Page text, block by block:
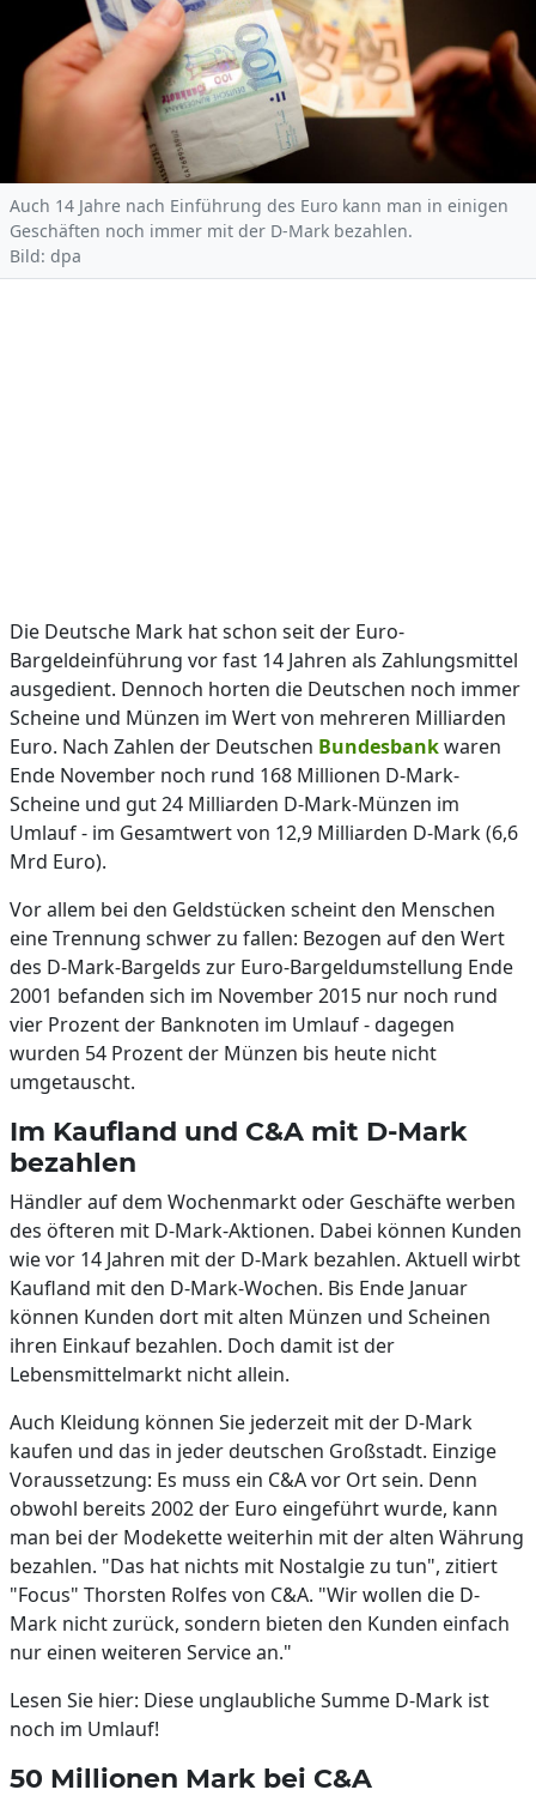
Auch 14 Jahre nach Einführung des Euro kann man in einigen
Geschäften noch immer mit der D-Mark bezahlen.
Bild: dpa
Die Deutsche Mark hat schon seit der Euro-
Bargeldeinführung vor fast 14 Jahren als Zahlungsmittel
ausgedient. Dennoch horten die Deutschen noch immer
Scheine und Münzen im Wert von mehreren Milliarden
Euro. Nach Zahlen der Deutschen Bundesbankwaren
Ende November noch rund 168 Millionen D-Mark-
Scheine und gut 24 Milliarden D-Mark-Münzen im
Umlauf - im Gesamtwert von 12,9 Milliarden D-Mark (6,6
Mrd Euro).
Vor allem bei den Geldstücken scheint den Menschen
eine Trennung schwer zu fallen: Bezogen auf den Wert
des D-Mark-Bargelds zur Euro-Bargeldumstellung Ende
2001 befanden sich im November 2015 nur noch rund
vier Prozent der Banknoten im Umlauf - dagegen
wurden 54 Prozent der Münzen bis heute nicht
umgetauscht.
Im Kaufland und C&A mit D-Mark
bezahlen
Händler auf dem Wochenmarkt oder Geschäfte werben
des öfteren mit D-Mark-Aktionen. Dabei können Kunden
wie vor 14 Jahren mit der D-Mark bezahlen. Aktuell wirbt
Kaufland mit den D-Mark-Wochen. Bis Ende Januar
können Kunden dort mit alten Münzen und Scheinen
ihren Einkauf bezahlen. Doch damit ist der
Lebensmittelmarkt nicht allein.
Auch Kleidung können Sie jederzeit mit der D-Mark
kaufen und das in jeder deutschen Großstadt. Einzige
Voraussetzung: Es muss ein C&A vor Ort sein. Denn
obwohl bereits 2002 der Euro eingeführt wurde, kann
man bei der Modekette weiterhin mit der alten Währung
bezahlen. "Das hat nichts mit Nostalgie zu tun", zitiert
"Focus" Thorsten Rolfes von C&A. "Wir wollen die D-
Mark nicht zurück, sondern bieten den Kunden einfach
nur einen weiteren Service an."
Lesen Sie hier: Diese unglaubliche Summe D-Mark ist
noch im Umlauf!
50 Millionen Mark bei C&A